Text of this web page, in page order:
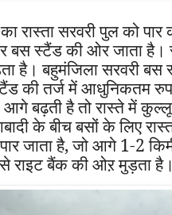
रास्ता सरवरी पुल को
बस स्टैंड की ओर जाता है।
है। बहुमंजिला सरवरी बस
की तर्ज में आधुनिकतम रुप
बढ़ती है तो रास्ते में कुल्लू
के बीच बसों के लिए
जाता है, जो आगे 1-2
से राइट बैंक की ओऱ मुड़ता